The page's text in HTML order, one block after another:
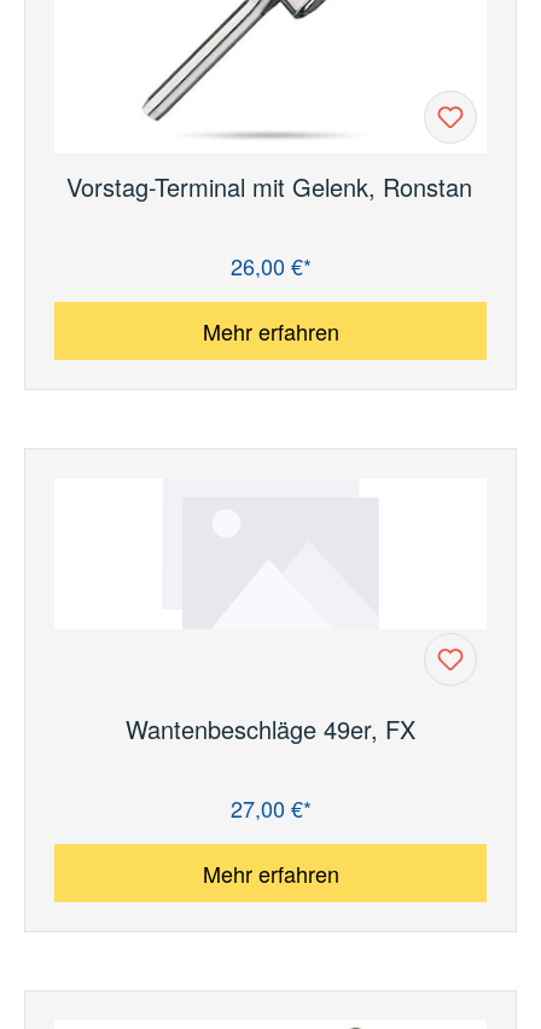
Vorstag-Terminal mit Gelenk, Ronstan
26,00 €*
Mehr erfahren
Wantenbeschläge 49er, FX
27,00 €*
Mehr erfahren